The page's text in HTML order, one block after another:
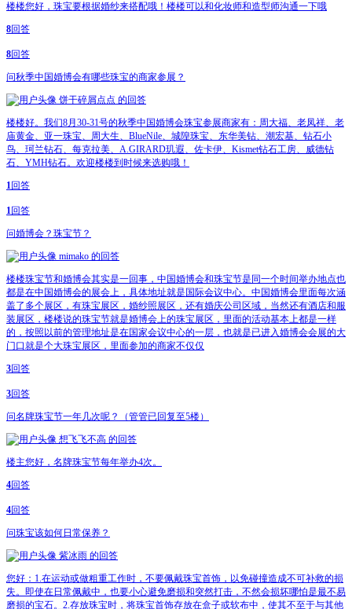
楼楼您好，珠宝要根据婚纱来搭配哦！楼楼可以和化妆师和造型师沟通一下哦
8回答
8回答
问秋季中国婚博会有哪些珠宝的商家参展？
饼干碎屑点点 的回答
楼楼好。我们8月30-31号的秋季中国婚博会珠宝参展商家有：周大福、老凤祥、老
庙黄金、亚一珠宝、周大生、BlueNile、城隍珠宝、东华美钻、潮宏基、钻石小
鸟、珂兰钻石、每克拉美、A.GIRARD玑遐、佐卡伊、Kismet钻石工房、威德钻
石、YMH钻石。欢迎楼楼到时候来选购哦！
1回答
1回答
问婚博会？珠宝节？
mimako 的回答
楼楼珠宝节和婚博会其实是一回事，中国婚博会和珠宝节是同一个时间举办地点也
都是在中国婚博会的展会上，具体地址就是国际会议中心。中国婚博会里面每次涵
盖了多个展区，有珠宝展区，婚纱照展区，还有婚庆公司区域，当然还有酒店和服
装展区，楼楼说的珠宝节就是婚博会上的珠宝展区，里面的活动基本上都是一样
的，按照以前的管理地址是在国家会议中心的一层，也就是已进入婚博会会展的大
门口就是个大珠宝展区，里面参加的商家不仅仅
3回答
3回答
问名牌珠宝节一年几次呢？（管管已回复至5楼）
想飞飞不高 的回答
楼主您好，名牌珠宝节每年举办4次。
4回答
4回答
问珠宝该如何日常保养？
紫冰雨 的回答
您好：1.在运动或做粗重工作时，不要佩戴珠宝首饰，以免碰撞造成不可补救的损
失。即使在日常佩戴中，也要小心避免磨损和突然打击，不然会损坏哪怕是最不易
磨损的宝石。2.存放珠宝时，将珠宝首饰存放在盒子或软布中，使其不至于与其他